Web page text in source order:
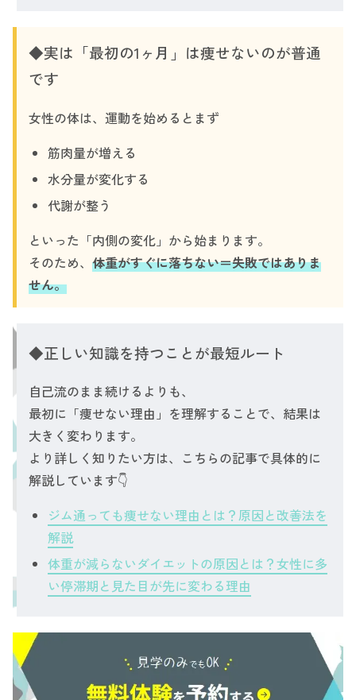
◆実は「最初の1ヶ月」は痩せないのが普通
です
女性の体は、運動を始めるとまず
筋肉量が増える
水分量が変化する
代謝が整う
といった「内側の変化」から始まります。
そのため、 体重がすぐに落ちない＝失敗ではありま
せん。
◆正しい知識を持つことが最短ルート
自己流のまま続けるよりも、
最初に「痩せない理由」を理解することで、結果は
大きく変わります。
より詳しく知りたい方は、こちらの記事で具体的に
解説しています👇
ジム通っても痩せない理由とは？原因と改善法を
解説
体重が減らないダイエットの原因とは？女性に多
い停滞期と見た目が先に変わる理由